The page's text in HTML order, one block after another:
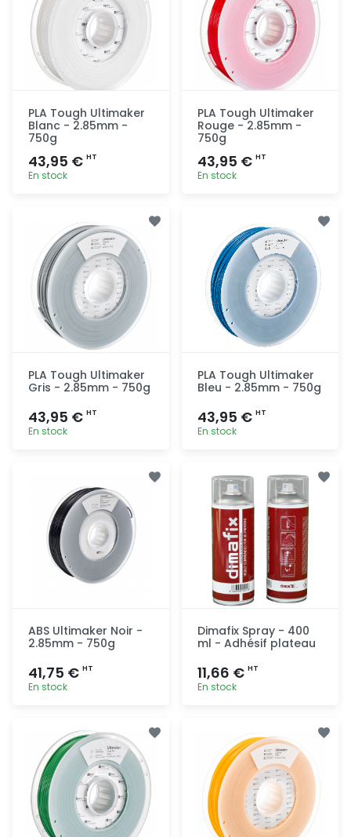
PLA Tough Ultimaker
Blanc - 2.85mm -
750g
43,95 € HT
En stock
rapide
PLA Tough Ultimaker
Rouge - 2.85mm -
750g
43,95 € HT
En stock
rapide
PLA Tough Ultimaker
Gris - 2.85mm - 750g
43,95 € HT
En stock
PLA Tough Ultimaker
Bleu - 2.85mm - 750g
43,95 € HT
En stock
rapide
ABS Ultimaker Noir -
2.85mm - 750g
41,75 € HT
En stock
rapide
Dimafix Spray - 400
ml - Adhésif plateau
11,66 € HT
En stock
rapide